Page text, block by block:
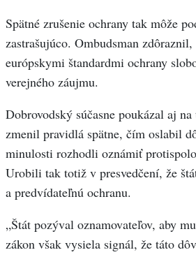
Spätné zrušenie ochrany tak môže
zastrašujúco. Ombudsman
európskymi štandardmi ochrany
verejného záujmu.
Dobrovodský súčasne poukázal aj
zmenil pravidlá spätne, čím oslabil
minulosti rozhodli oznámiť
Urobili tak totiž v presvedčení, že
a predvídateľnú ochranu.
„Štát pozýval oznamovateľov, aby
zákon však vysiela signál, že táto